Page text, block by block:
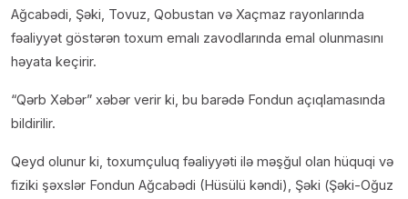
Ağcabədi, Şəki, Tovuz, Qobustan və Xaçmaz rayonlarında
fəaliyyət göstərən toxum emalı zavodlarında emal olunmasını
həyata keçirir.
“Qərb Xəbər” xəbər verir ki, bu barədə Fondun açıqlamasında
bildirilir.
Qeyd olunur ki, toxumçuluq fəaliyyəti ilə məşğul olan hüquqi və
fiziki şəxslər Fondun Ağcabədi (Hüsülü kəndi), Şəki (Şəki-Oğuz